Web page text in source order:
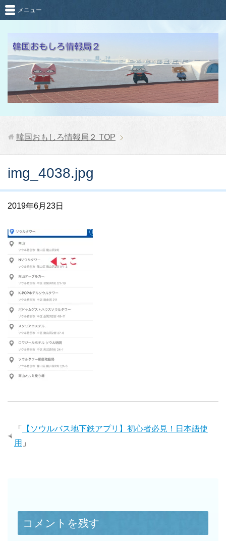
メニュー
韓国おもしろ情報局２ TOP
img_4038.jpg
2019年6月23日
「
【ソウルバス地下鉄アプリ】初心者必見！日本語使
用 」
コメントを残す